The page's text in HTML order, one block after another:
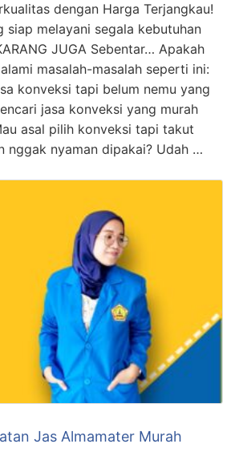
dengan Harga Terjangkau!
siap melayani segala kebutuhan
JUGA Sebentar… Apakah
masalah-masalah seperti ini:
konveksi tapi belum nemu yang
jasa konveksi yang murah
asal pilih konveksi tapi takut
nggak nyaman dipakai? Udah …
Jas Almamater Murah